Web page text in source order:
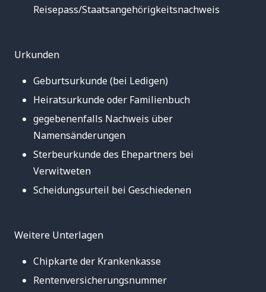
Reisepass/Staatsangehörigkeitsnachweis
Urkunden
Geburtsurkunde (bei Ledigen)
Heiratsurkunde oder Familienbuch
gegebenenfalls Nachweis über
Namensänderungen
Sterbeurkunde des Ehepartners bei
Verwitweten
Scheidungsurteil bei Geschiedenen
Weitere Unterlagen
Chipkarte der Krankenkasse
Rentenversicherungsnummer